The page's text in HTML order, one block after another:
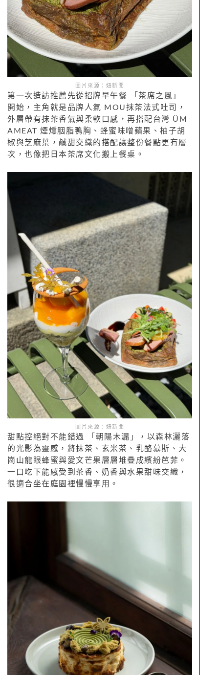
圖片來源：妞新聞
第一次造訪推薦先從招牌早午餐 「茶席之風」
開始，主角就是品牌人氣 MOU抹茶法式吐司，
外層帶有抹茶香氣與柔軟口感，再搭配台灣 ÜM
AMEAT 煙燻胭脂鴨胸、蜂蜜味噌蘋果、柚子胡
椒與芝麻葉，鹹甜交織的搭配讓整份餐點更有層
次，也像把日本茶席文化搬上餐桌。
圖片來源：妞新聞
甜點控絕對不能錯過 「朝陽木漏」，以森林灑落
的光影為靈感，將抹茶、玄米茶、乳酪慕斯、大
崗山龍眼蜂蜜與愛文芒果層層堆疊成繽紛芭菲。
一口吃下能感受到茶香、奶香與水果甜味交織，
很適合坐在庭園裡慢慢享用。